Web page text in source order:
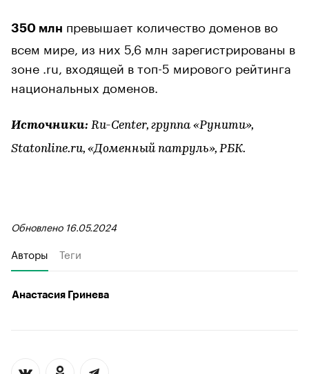
350 млн превышает количество доменов во
всем мире, из них 5,6 млн зарегистрированы в
зоне .ru, входящей в топ-5 мирового рейтинга
национальных доменов.
Источники: Ru-Center, группа «Рунити»,
Statonline.ru, «Доменный патруль», РБК.
Обновлено 16.05.2024
Авторы Теги
Анастасия Гринева